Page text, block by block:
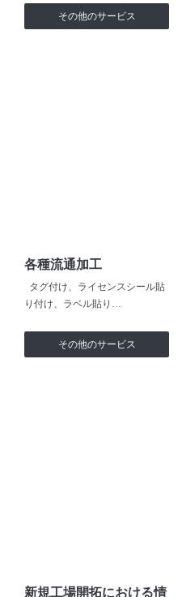
その他のサービス
各種流通加工
タグ付け、ライセンスシール貼
り付け、ラベル貼り…
その他のサービス
新規工場開拓における情